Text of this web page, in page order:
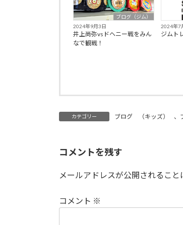
ブログ（ジム）
2024年9月3日
井上尚弥vsドヘニー戦をみん
なで観戦！
2024年7
ジムト
カテゴリー ブログ （キッズ） 、
コメントを残す
メールアドレスが公開されること
コメント ※